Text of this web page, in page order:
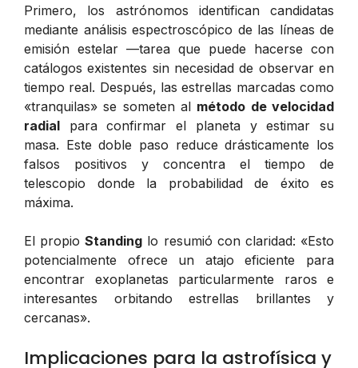
Primero, los astrónomos identifican candidatas
mediante análisis espectroscópico de las líneas de
emisión estelar —tarea que puede hacerse con
catálogos existentes sin necesidad de observar en
tiempo real. Después, las estrellas marcadas como
«tranquilas» se someten al método de velocidad
radial para confirmar el planeta y estimar su
masa. Este doble paso reduce drásticamente los
falsos positivos y concentra el tiempo de
telescopio donde la probabilidad de éxito es
máxima.
El propioStanding lo resumió con claridad: «Esto
potencialmente ofrece un atajo eficiente para
encontrar exoplanetas particularmente raros e
interesantes orbitando estrellas brillantes y
cercanas».
Implicaciones para la astrofísica y